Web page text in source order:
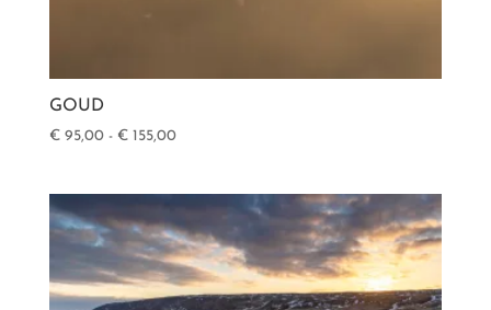
GOUD
€95,00 - €155,00Prijsklasse:
€ 155,00